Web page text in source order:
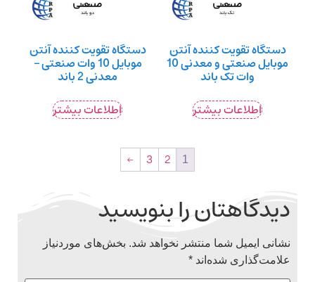
دستگاه تقویت کننده آنتن
موبایل صنعتی و معدنی 10
وات تک باند
اطلاعات بیشتر
دستگاه تقویت کننده آنتن
موبایل 10 وات صنعتی –
معدنی 2 باند
اطلاعات بیشتر
1
2
3
←
دیدگاهتان را بنویسید
نشانی ایمیل شما منتشر نخواهد شد. بخش‌های موردنیاز
علامت‌گذاری شده‌اند *